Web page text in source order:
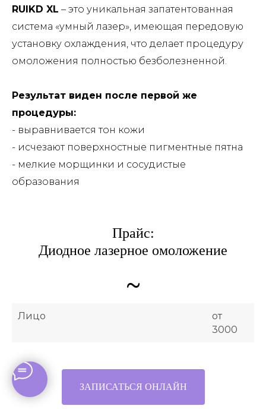
RUIKD XL – это уникальная запатентованная
система «умный лазер», имеющая передовую
установку охлаждения, что делает процедуру
омоложения полностью безболезненной.
Результат виден после первой же
процедуры:
- выравнивается тон кожи
- исчезают поверхностные пигментные пятна
- мелкие морщинки и сосудистые
образования
Прайс:
Диодное лазерное омоложение
~
Лицо
от
3000
ЗАПИСАТЬСЯ ОНЛАЙН